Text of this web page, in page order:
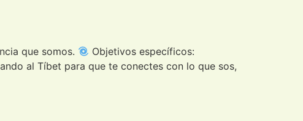
que somos.
Objetivos específicos:
al Tíbet para que te conectes con lo que sos,